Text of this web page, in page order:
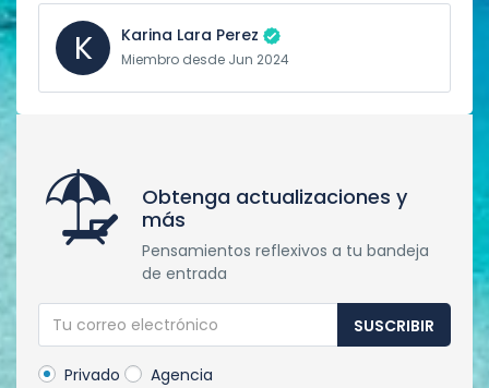
K Karina Lara Perez
Miembro desde Jun 2024
Obtenga actualizaciones y
más
Pensamientos reflexivos a tu bandeja
de entrada
SUSCRIBIR
Privado Agencia